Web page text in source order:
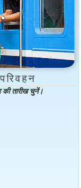
की तारीख चुनें।